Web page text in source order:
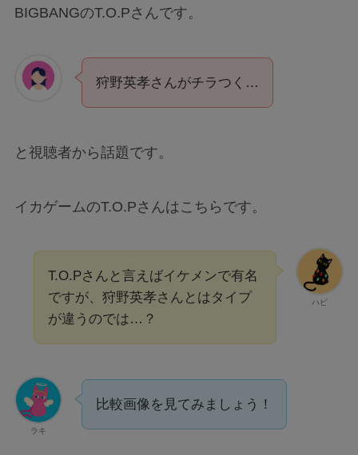
BIGBANGのT.O.Pさんです。
狩野英孝さんがチラつく…
と視聴者から話題です。
イカゲームのT.O.Pさんはこちらです。
ハピ
T.O.Pさんと言えばイケメンで有名
ですが、狩野英孝さんとはタイプ
が違うのでは…？
ラキ
比較画像を見てみましょう！